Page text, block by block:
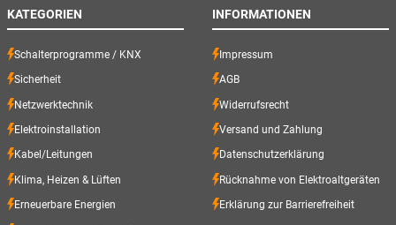
KATEGORIEN
Schalterprogramme / KNX
Sicherheit
Netzwerktechnik
Elektroinstallation
Kabel/Leitungen
Klima, Heizen & Lüften
Erneuerbare Energien
INFORMATIONEN
Impressum
AGB
Widerrufsrecht
Versand und Zahlung
Datenschutzerklärung
Rücknahme von Elektroaltgeräten
Erklärung zur Barrierefreiheit